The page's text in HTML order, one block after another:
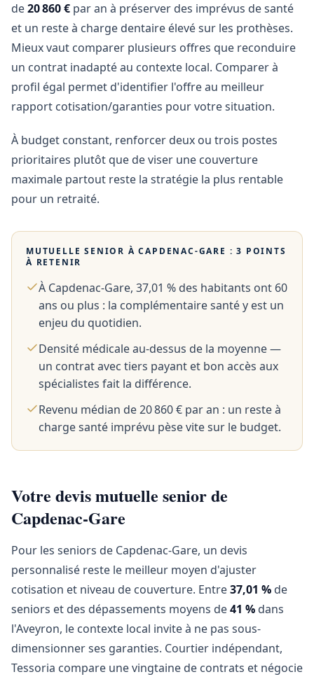
de20 860 € par an à préserver des imprévus de santé
et un reste à charge dentaire élevé sur les prothèses.
Mieux vaut comparer plusieurs offres que reconduire
un contrat inadapté au contexte local. Comparer à
profil égal permet d'identifier l'offre au meilleur
rapport cotisation/garanties pour votre situation.
À budget constant, renforcer deux ou trois postes
prioritaires plutôt que de viser une couverture
maximale partout reste la stratégie la plus rentable
pour un retraité.
MUTUELLE SENIOR ÀCAPDENAC-GARE : 3 POINTS
À RETENIR
À Capdenac-Gare, 37,01 % des habitants ont 60
ans ou plus : la complémentaire santé y est un
enjeu du quotidien.
Densité médicale au-dessus de la moyenne —
un contrat avec tiers payant et bon accès aux
spécialistes fait la différence.
Revenu médian de 20 860 € par an : un reste à
charge santé imprévu pèse vite sur le budget.
Votre devis mutuelle senior de
Capdenac-Gare
Pour les seniors de Capdenac-Gare, un devis
personnalisé reste le meilleur moyen d'ajuster
cotisation et niveau de couverture. Entre37,01 % de
seniors et des dépassements moyens de41 % dans
l'Aveyron, le contexte local invite à ne pas sous-
dimensionner ses garanties. Courtier indépendant,
Tessoria compare une vingtaine de contrats et négocie